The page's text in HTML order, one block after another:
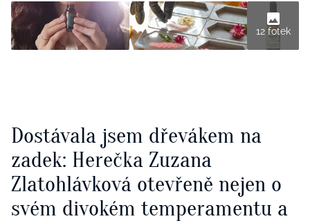
12 fotek
Dostávala jsem dřevákem na
zadek: Herečka Zuzana
Zlatohlávková otevřeně nejen o
svém divokém temperamentu a